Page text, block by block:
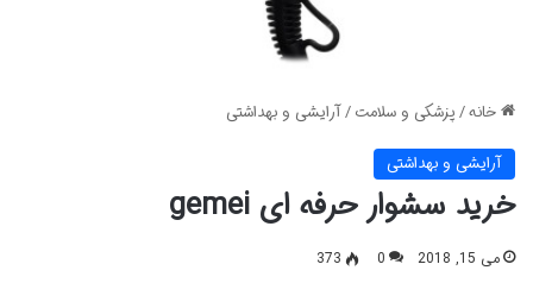
خانه/پزشکی و سلامت/آرایشی و بهداشتی
آرایشی و بهداشتی
خرید سشوار حرفه ای gemei
می 15, 2018 0
373